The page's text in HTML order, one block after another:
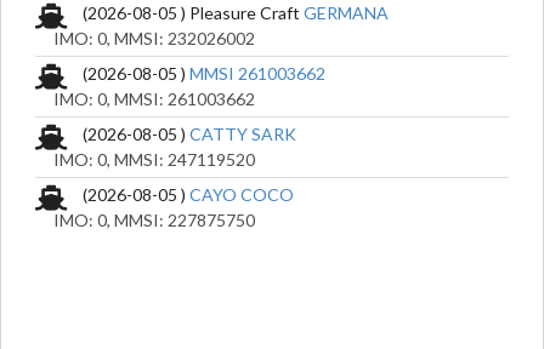
(2026-08-05 ) Pleasure Craft GERMANA
IMO: 0, MMSI: 232026002
(2026-08-05 ) MMSI 261003662
IMO: 0, MMSI: 261003662
(2026-08-05 ) CATTY SARK
IMO: 0, MMSI: 247119520
(2026-08-05 ) CAYO COCO
IMO: 0, MMSI: 227875750